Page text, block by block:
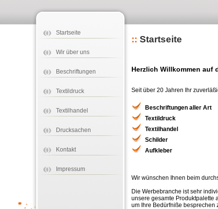
Startseite
Wir über uns
Beschriftungen
Textildruck
Textilhandel
Drucksachen
Kontakt
Impressum
:: Startseite
Herzlich Willkommen auf
Seit über 20 Jahren Ihr
Beschriftungen aller Art
Textildruck
Textilhandel
Schilder
Aufkleber
Wir wünschen Ihnen beim
Die Werbebranche ist sehr
unsere gesamte Produktpalette
um Ihre Bedürfniße besprechen